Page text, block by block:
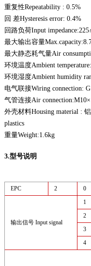
重复性Repeatability : 0.5%
回 差Hysteresis error: 0.4%
回路负荷Input
最大输出容量
最大静态耗气量Air
环境温度Ambient
环境湿度Ambient humidity
电气联接Wiring connection:
气管连接Air
外壳材料Housing material :
plastics
重量Weight:1.6kg
3.型号说明
EPC 2 0
输出信号 Input signal
1
2
3
4